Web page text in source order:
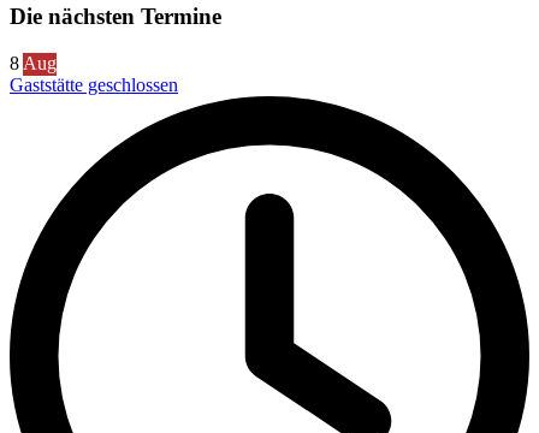
Die nächsten Termine
8 Aug
Gaststätte geschlossen